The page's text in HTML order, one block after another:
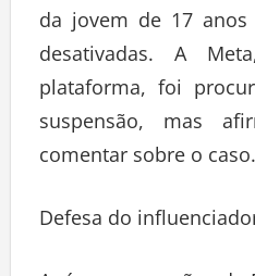
da jovem de 17
desativadas. A
plataforma, foi
suspensão, mas
comentar sobre o caso.
Defesa do